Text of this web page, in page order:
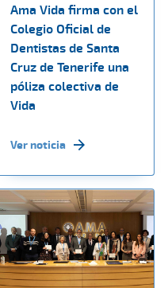
Ama Vida firma con el
Colegio Oficial de
Dentistas de Santa
Cruz de Tenerife una
póliza colectiva de
Vida
Ver noticia